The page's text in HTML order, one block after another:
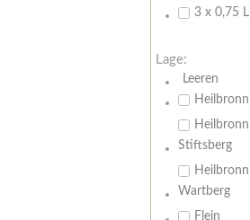
3 x 0,75 L
Lage:
Leeren
Heilbronn
Heilbronn
Stiftsberg
Heilbronn
Wartberg
Flein